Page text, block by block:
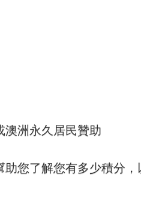
澳洲永久居民贊助
您了解您有多少積分